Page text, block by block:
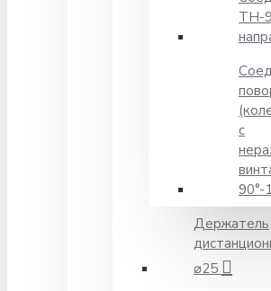
TH-
с
90°-
Держатель
⌀25